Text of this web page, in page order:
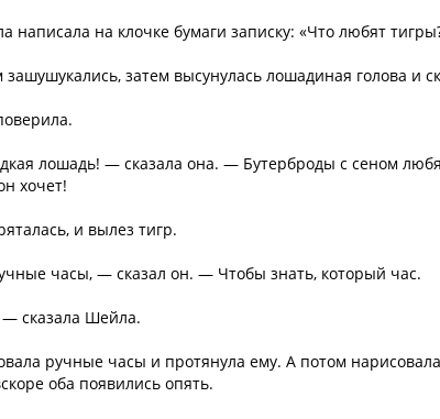
написала на клочке бумаги записку: «Что любят
зашушукались, затем высунулась лошадиная голова и
лошадь! — сказала она. — Бутерброды с сеном
хочет!
и вылез тигр.
часы, — сказал он. — Чтобы знать, который час.
сказала Шейла.
ручные часы и протянула ему. А потом
оба появились опять.